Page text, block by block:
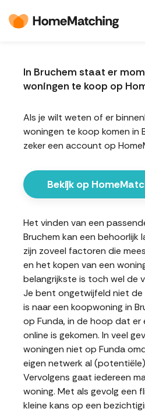
In Bruchem staat er
woningen te koop op
Als je wilt weten of er
woningen te koop komen in
zeker een account op
Bekijk op
Het vinden van een
Bruchem kan een behoorlijk
zijn zoveel factoren die
en het kopen van een
belangrijkste is toch wel de
Je bent ongetwijfeld niet de
is naar een koopwoning in
op Funda, in de hoop dat er
online is gekomen. In veel
woningen niet op Funda
eigen netwerk al
Vervolgens gaat iedereen
woning. Met als gevolg een
kleine kans op een